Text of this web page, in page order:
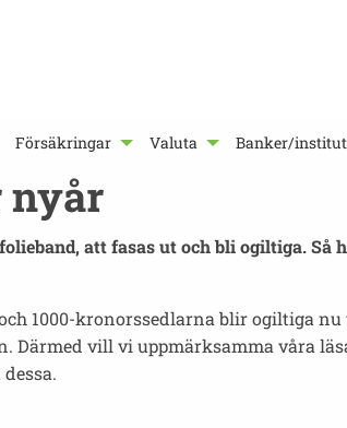
Försäkringar Valuta Banker/institut
nyår
att fasas ut och bli ogiltiga. Så
1000-kronorssedlarna blir ogiltiga
vill vi uppmärksamma våra